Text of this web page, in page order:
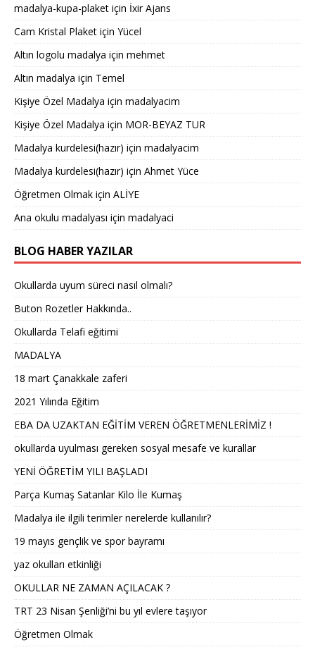
madalya-kupa-plaket için İxir Ajans
Cam Kristal Plaket için Yücel
Altın logolu madalya için mehmet
Altın madalya için Temel
Kişiye Özel Madalya için madalyacim
Kişiye Özel Madalya için MOR-BEYAZ TUR
Madalya kurdelesi(hazır) için madalyacim
Madalya kurdelesi(hazır) için Ahmet Yüce
Öğretmen Olmak için ALİYE
Ana okulu madalyası için madalyaci
BLOG HABER YAZILAR
Okullarda uyum süreci nasıl olmalı?
Buton Rozetler Hakkında..
Okullarda Telafi eğitimi
MADALYA
18 mart Çanakkale zaferi
2021 Yılında Eğitim
EBA DA UZAKTAN EĞİTİM VEREN ÖĞRETMENLERİMİZ !
okullarda uyulması gereken sosyal mesafe ve kurallar
YENİ ÖĞRETİM YILI BAŞLADI
Parça Kumaş Satanlar Kilo İle Kumaş
Madalya ile ilgili terimler nerelerde kullanılır?
19 mayıs gençlik ve spor bayramı
yaz okulları etkinliği
OKULLAR NE ZAMAN AÇILACAK ?
TRT 23 Nisan Şenliği’ni bu yıl evlere taşıyor
Öğretmen Olmak